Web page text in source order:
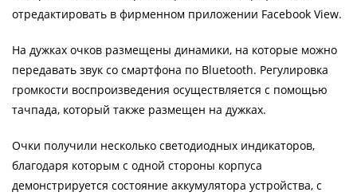
отредактировать в фирменном приложении Facebook View.
На дужках очков размещены динамики, на которые можно
передавать звук со смартфона по Bluetooth. Регулировка
громкости воспроизведения осуществляется с помощью
тачпада, который также размещен на дужках.
Очки получили несколько светодиодных индикаторов,
благодаря которым с одной стороны корпуса
демонстрируется состояние аккумулятора устройства, с